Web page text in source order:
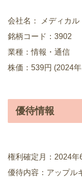
会社名： メディカ
銘柄コード：3902
業種：情報・通信
株価：539円 (2024
優待情報
権利確定月：2024
優待内容：アップル